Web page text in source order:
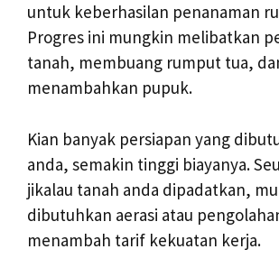
untuk keberhasilan penanaman
Progres ini mungkin melibatkan
tanah, membuang rumput tua,
menambahkan pupuk.
Kian banyak persiapan yang
anda, semakin tinggi biayanya.
jikalau tanah anda dipadatkan,
dibutuhkan aerasi atau
menambah tarif kekuatan kerja.